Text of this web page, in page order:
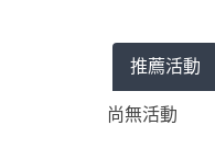
推薦活動
尚無活動